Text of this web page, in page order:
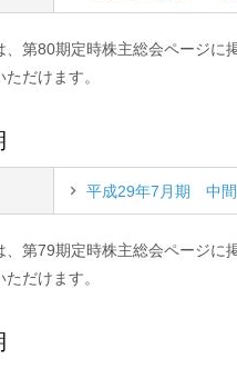
第80期定時株主総会ページに
だけます。
平成29年7月期 中
第79期定時株主総会ページに
だけます。